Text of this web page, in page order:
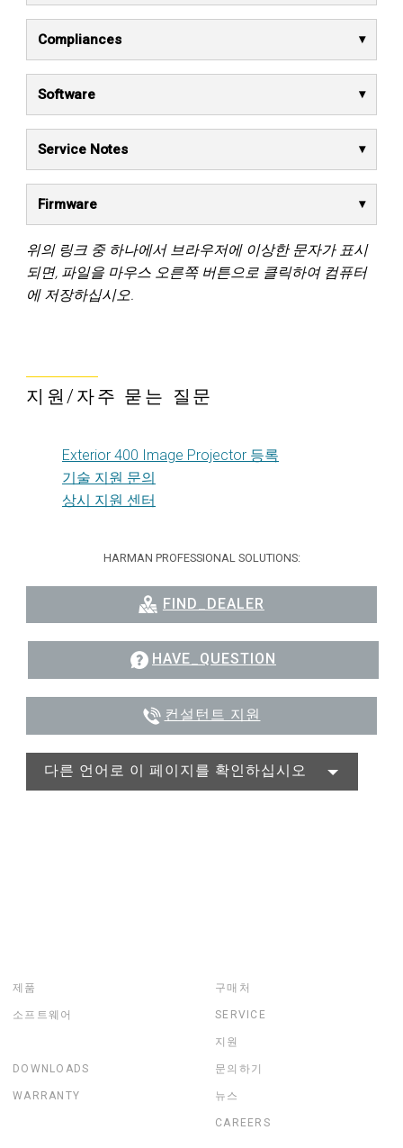
Compliances
Software
Service Notes
Firmware
위의 링크 중 하나에서 브라우저에 이상한 문자가 표시
되면, 파일을 마우스 오른쪽 버튼으로 클릭하여 컴퓨터
에 저장하십시오.
지원/자주 묻는 질문
Exterior 400 Image Projector 등록
기술 지원 문의
상시 지원 센터
HARMAN PROFESSIONAL SOLUTIONS:
FIND_DEALER
HAVE_QUESTION
컨설턴트 지원
다른 언어로 이 페이지를 확인하십시오
제품
소프트웨어
구매처
SERVICE
지원
DOWNLOADS
WARRANTY
문의하기
뉴스
CAREERS